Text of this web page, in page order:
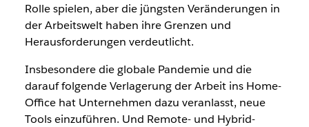
Rolle spielen, aber die jüngsten Veränderungen in
der Arbeitswelt haben ihre Grenzen und
Herausforderungen verdeutlicht.
Insbesondere die globale Pandemie und die
darauf folgende Verlagerung der Arbeit ins Home-
Office hat Unternehmen dazu veranlasst, neue
Tools einzuführen. Und Remote- und Hybrid-